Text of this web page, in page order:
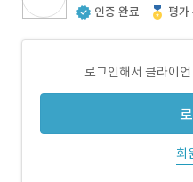
인증 완료 평가
로그인해서 클라이
회